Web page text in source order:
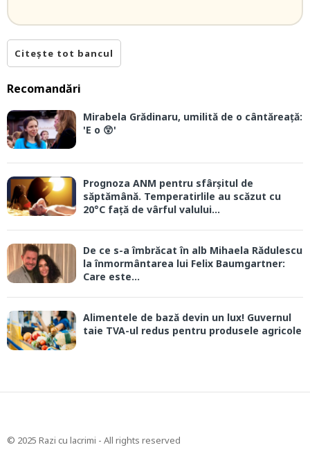
Citește tot bancul
Recomandări
Mirabela Grădinaru, umilită de o cântăreață:
'E o 😲'
Prognoza ANM pentru sfârșitul de
săptămână. Temperatirlile au scăzut cu
20°C față de vârful valului...
De ce s-a îmbrăcat în alb Mihaela Rădulescu
la înmormântarea lui Felix Baumgartner:
Care este...
Alimentele de bază devin un lux! Guvernul
taie TVA-ul redus pentru produsele agricole
© 2025 Razi cu lacrimi - All rights reserved